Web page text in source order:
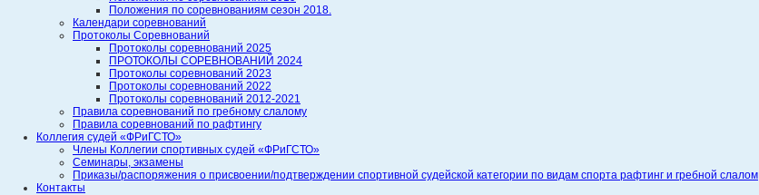
Положения по соревнованиям сезон 2018.
Календари соревнований
Протоколы Соревнований
Протоколы соревнований 2025
ПРОТОКОЛЫ СОРЕВНОВАНИЙ 2024
Протоколы соревнований 2023
Протоколы соревнований 2022
Протоколы соревнований 2012-2021
Правила соревнований по гребному слалому
Правила соревнований по рафтингу
Коллегия судей «ФРиГСТО»
Члены Коллегии спортивных судей «ФРиГСТО»
Семинары, экзамены
Приказы/распоряжения о присвоении/подтверждении спортивной судейской категории по видам спорта рафтинг и гребной слалом
Контакты